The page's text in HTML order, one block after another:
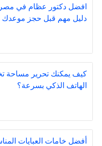
افضل دكتور عظام في
دليل مهم قبل حجز موعدك
كيف يمكنك تحرير مساحة
الهاتف الذكي بسرعة؟
أفضل خامات العبايات